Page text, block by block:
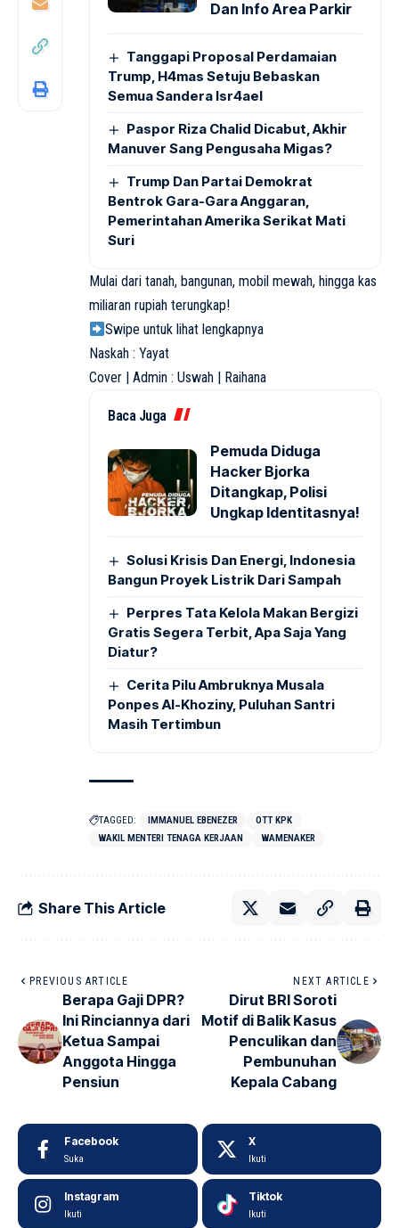
Dan Info Area Parkir
Tanggapi Proposal Perdamaian
Trump, H4mas Setuju Bebaskan
Semua Sandera Isr4ael
Paspor Riza Chalid Dicabut, Akhir
Manuver Sang Pengusaha Migas?
Trump Dan Partai Demokrat
Bentrok Gara-Gara Anggaran,
Pemerintahan Amerika Serikat Mati
Suri
Mulai dari tanah, bangunan, mobil mewah, hingga kas
miliaran rupiah terungkap!
Swipe untuk lihat lengkapnya
Naskah : Yayat
Cover | Admin : Uswah | Raihana
Baca Juga
Pemuda Diduga
Hacker Bjorka
Ditangkap, Polisi
Ungkap Identitasnya!
Solusi Krisis Dan Energi, Indonesia
Bangun Proyek Listrik Dari Sampah
Perpres Tata Kelola Makan Bergizi
Gratis Segera Terbit, Apa Saja Yang
Diatur?
Cerita Pilu Ambruknya Musala
Ponpes Al-Khoziny, Puluhan Santri
Masih Tertimbun
TAGGED: IMMANUEL EBENEZER
OTT KPK
WAKIL MENTERI TENAGA KERJAAN
WAMENAKER
Share This Article
PREVIOUS ARTICLE
Berapa Gaji DPR?
Ini Rinciannya dari
Ketua Sampai
Anggota Hingga
Pensiun
NEXT ARTICLE
Dirut BRI Soroti
Motif di Balik Kasus
Penculikan dan
Pembunuhan
Kepala Cabang
Facebook
Suka
X
Ikuti
Instagram
Ikuti
Tiktok
Ikuti